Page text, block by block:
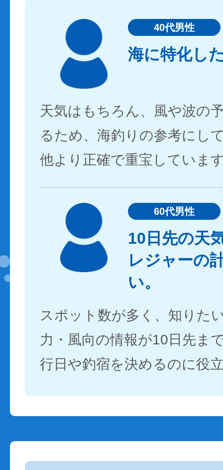
40代男性
海に特化し
天気はもちろん、風や波の
るため、海釣りの参考にし
他より正確で重宝していま
60代男性
10日先の天
レジャーの
い。
スポット数が多く、知りた
力・風向の情報が10日先ま
行日や釣宿を決めるのに役